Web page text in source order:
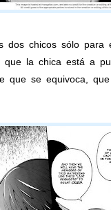
chicos sólo para
la chica está a
se equivoca,